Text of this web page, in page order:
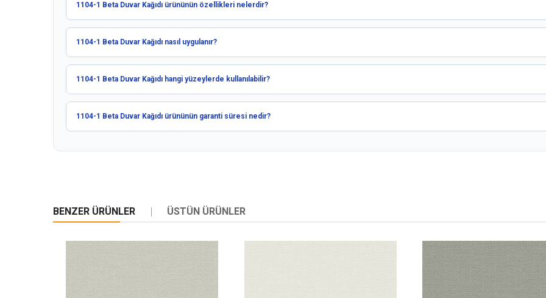
1104-1 Beta Duvar Kağıdı ürününün özellikleri nelerdir?
1104-1 Beta Duvar Kağıdı nasıl uygulanır?
1104-1 Beta Duvar Kağıdı hangi yüzeylerde kullanılabilir?
1104-1 Beta Duvar Kağıdı ürününün garanti süresi nedir?
BENZER ÜRÜNLER ÜSTÜN ÜRÜNLER